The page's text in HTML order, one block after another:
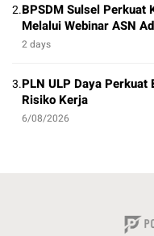
2.BPSDM Sulsel Perkuat
Melalui Webinar ASN
2 days
3.PLN ULP Daya
Risiko Kerja
6/08/2026